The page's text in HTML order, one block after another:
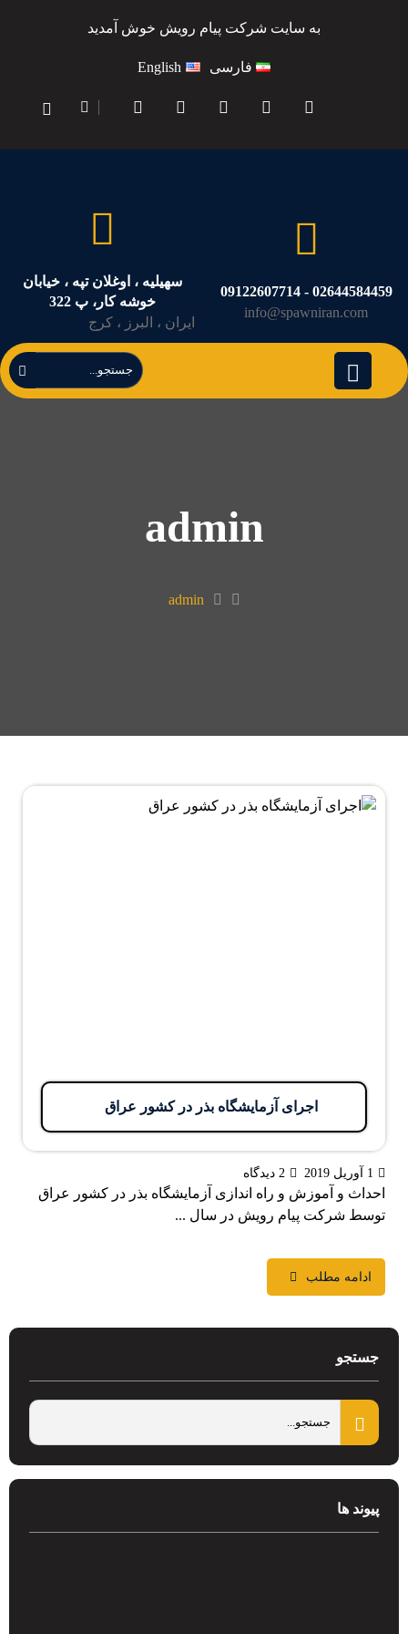
به سایت شرکت پیام رویش خوش آمدید
فارسی English
02644584459 - 09122607714
info@spawniran.com
سهیلیه ، اوغلان تپه ، خیابان
خوشه کار، پ 322
ایران ، البرز ، کرج
admin
admin
اجرای آزمایشگاه بذر در کشور عراق
1 آوریل 2019 2 دیدگاه
احداث و آموزش و راه اندازی آزمایشگاه بذر در کشور عراق
توسط شرکت پیام رویش در سال ...
ادامه مطلب
جستجو
پیوند ها